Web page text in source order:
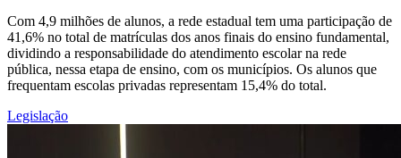
Com 4,9 milhões de alunos, a rede estadual tem uma participação de
41,6% no total de matrículas dos anos finais do ensino fundamental,
dividindo a responsabilidade do atendimento escolar na rede
pública, nessa etapa de ensino, com os municípios. Os alunos que
frequentam escolas privadas representam 15,4% do total.
Legislação